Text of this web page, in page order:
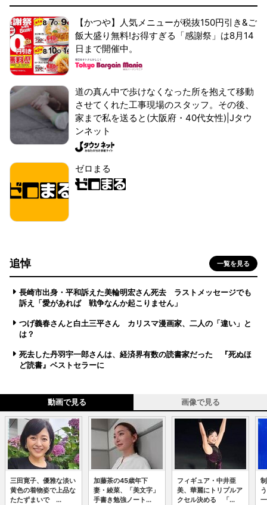
【かつや】人気メニューが税抜150円引き&ご
飯大盛り無料!お得すぎる「感謝祭」は8月14
日まで開催中。
道の真ん中で歩けなくなった所を抱えて移動
させてくれた工事現場のスタッフ。その後、
家まで私を送ると(大阪府・40代女性)|Jタウ
ンネット
ゼロまる
追悼 一覧を見る
長崎市出身・平和訴えた美輪明宏さん死去 ラストメッセージでも
訴え「愛があれば 戦争なんか起こりません」
つげ義春さんと白土三平さん カリスマ漫画家、二人の「違い」と
は？
死去した丹羽宇一郎さんは、経済界有数の読書家だった 『死ぬほ
ど読書』ベストセラーに
動画で見る 画像で見る
三田寛子、優雅な淡い
黄色の着物姿で上品な
たたずまいで ...
加藤茶の45歳年下
妻・綾菜、「美文字」
手書き勉強ノート...
フィギュア・中井亜
美、華麗にトリプルア
クセル決める 「...